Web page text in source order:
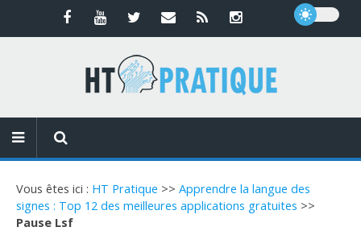
Vous êtes ici : HT Pratique >> Apprendre la langue des
signes : Top 12 des meilleures applications gratuites >>
Pause Lsf